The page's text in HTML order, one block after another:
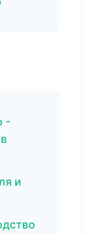
-
и